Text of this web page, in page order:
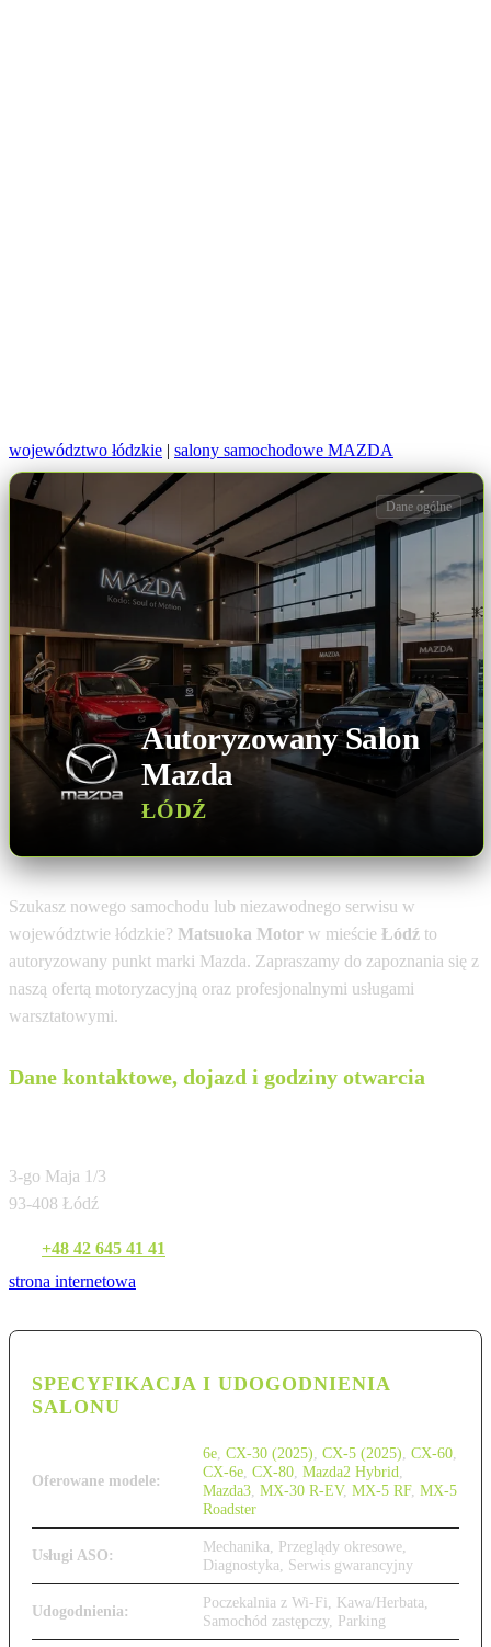
województwo łódzkie | salony samochodowe MAZDA
Autoryzowany Salon
Mazda
ŁÓDŹ
Dane ogólne
Szukasz nowego samochodu lub niezawodnego serwisu w
województwie łódzkie? Matsuoka Motor w mieście Łódź to
autoryzowany punkt marki Mazda. Zapraszamy do zapoznania się z
naszą ofertą motoryzacyjną oraz profesjonalnymi usługami
warsztatowymi.
Dane kontaktowe, dojazd i godziny otwarcia
3-go Maja 1/3
93-408 Łódź
+48 42 645 41 41
strona internetowa
SPECYFIKACJA I UDOGODNIENIA
SALONU
Oferowane modele:
6e CX-30 (2025) CX-5 (2025) CX-60
CX-6e CX-80 Mazda2 Hybrid
Mazda3 MX-30 R-EV, MX-5 RF, MX-5
Roadster
Usługi ASO:
Mechanika, Przeglądy okresowe,
Diagnostyka, Serwis gwarancyjny
Udogodnienia:
Poczekalnia z Wi-Fi, Kawa/Herbata,
Samochód zastępczy, Parking